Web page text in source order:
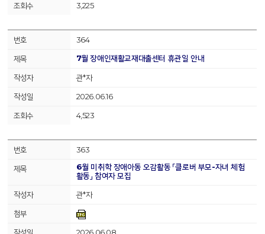
3,225
364
7월 장애인재활교재대출센터 휴관일 안내
관*자
2026.06.16
4,523
363
6월 미취학 장애아동 오감활동 「클로버 부모-자녀 체험
활동」 참여자 모집
관*자